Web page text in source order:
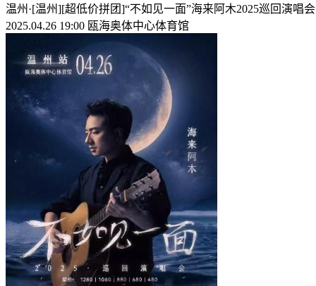
温州·[温州][超低价拼团]“不如见一面”海来阿木2025巡回演唱会
2025.04.26 19:00 瓯海奥体中心体育馆